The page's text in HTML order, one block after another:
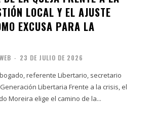
LOCAL Y EL AJUSTE
EXCUSA PARA LA
- 23 DE JULIO DE 2026
referente Libertario, secretario
Libertaria Frente a la crisis, el
Moreira elige el camino de la...